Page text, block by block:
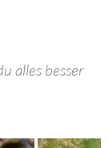
alles besser